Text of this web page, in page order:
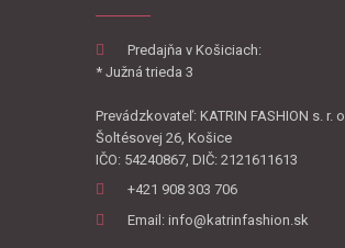
Predajňa v Košiciach:
* Južná trieda 3
Prevádzkovateľ: KATRIN FASHION s. r. o.
Šoltésovej 26, Košice
IČO: 54240867, DIČ: 2121611613
+421 908 303 706
Email: info@katrinfashion.sk